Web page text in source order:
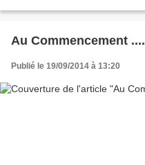
Au Commencement ....
Publié le 19/09/2014 à 13:20